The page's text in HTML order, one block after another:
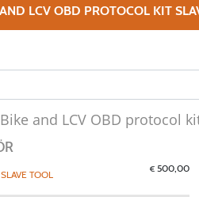
LCV OBD PROTOCOL KIT
and LCV OBD protocol
TOOL €500,00